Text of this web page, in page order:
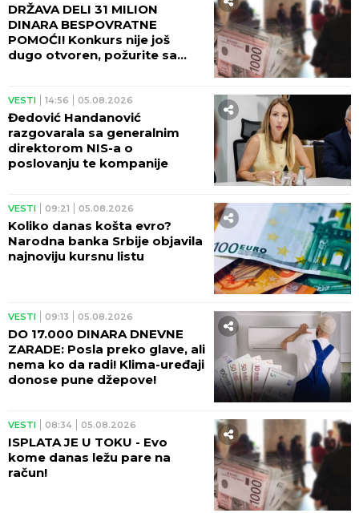
DRŽAVA DELI 31 MILION
DINARA BESPOVRATNE
POMOĆI! Konkurs nije još
dugo otvoren, požurite sa
VESTI 14:56 05.08.2026
Đedović Handanović
razgovarala sa generalnim
direktorom NIS-a o
poslovanju te kompanije
VESTI 09:21 05.08.2026
Koliko danas košta evro?
Narodna banka Srbije objavila
najnoviju kursnu listu
VESTI 09:13 05.08.2026
DO 17.000 DINARA DNEVNE
ZARADE: Posla preko glave, ali
nema ko da radi! Klima-uređaji
donose pune džepove!
VESTI 08:34 05.08.2026
ISPLATA JE U TOKU - Evo
kome danas ležu pare na
račun!